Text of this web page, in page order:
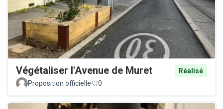
Végétaliser l'Avenue de Muret
Réalisé
Proposition officielle
0